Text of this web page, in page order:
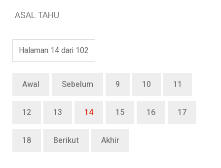
ASAL TAHU
Halaman 14 dari 102
Awal Sebelum 9 10 11
12 13 14 15 16 17
18 Berikut Akhir